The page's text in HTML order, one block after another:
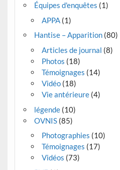
Équipes d'enquêtes (1)
APPA(1)
Hantise – Apparition(80)
Articles de journal (8)
Photos (18)
Témoignages (14)
Vidéo(18)
Vie antérieure(4)
légende(10)
OVNIS(85)
Photographies (10)
Témoignages (17)
Vidéos (73)